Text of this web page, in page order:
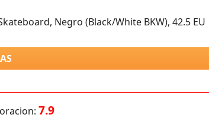
Negro (Black/White BKW), 42.5 EU
7.9